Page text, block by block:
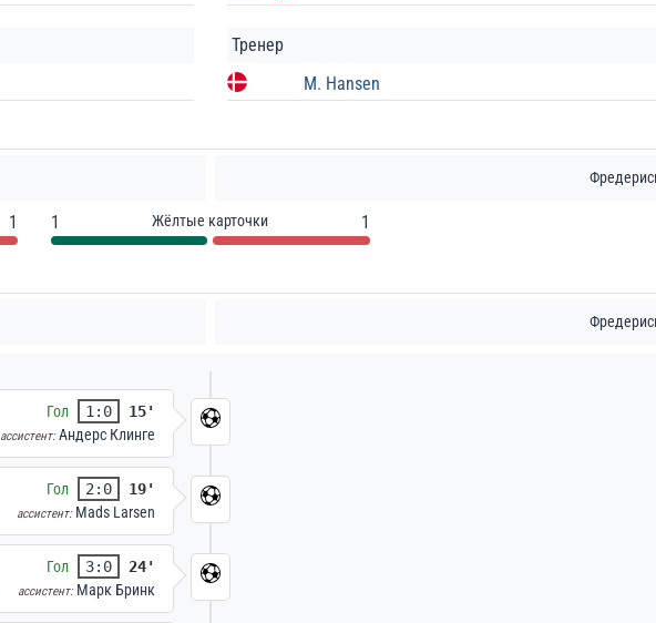
Тренер
M. Hansen
1 1 Жёлтые карточки 1
Гол 1:0
15'
ассистент:Андерс Клинге
Гол 2:0
19'
ассистент: Mads Larsen
Гол 3:0
24'
ассистент: Марк Бринк